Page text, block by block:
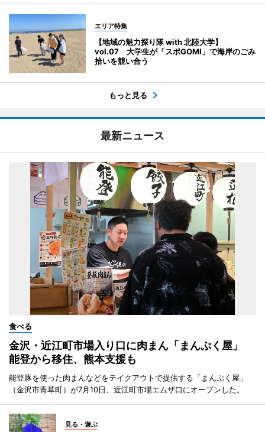
エリア特集
【地域の魅力探り隊 with 北陸大学】
vol.07 大学生が「スポGOMI」で海岸のごみ
拾いを競い合う
もっと見る
最新ニュース
食べる
金沢・近江町市場入り口に肉まん「まんぷく屋」
能登から移住、熊本支援も
能登豚を使った肉まんなどをテイクアウトで提供する「まんぷく屋」
（金沢市青草町）が7月10日、近江町市場エムザ口にオープンした。
見る・遊ぶ